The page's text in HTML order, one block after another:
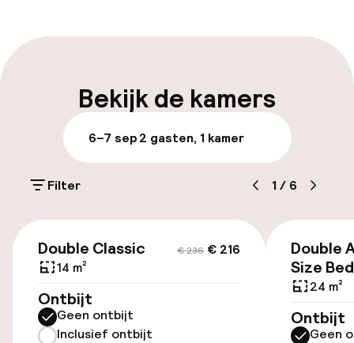
Self-service inchecken (kiosk)
Meertalige medewerkers
Bagageruimte
Parkeergelegenheid op eigen terrein
(buiten)
Parkeerservice
Bekijk de kamers
6–7 sep2 gasten, 1 kamer
Filter 1 / 6
€ 236 € 216
Double Classic
14 m²
Ontbijt
Geen ontbijt
Inclusief ontbijt
Double
Size Bed
24 m²
Ontbijt
Geen